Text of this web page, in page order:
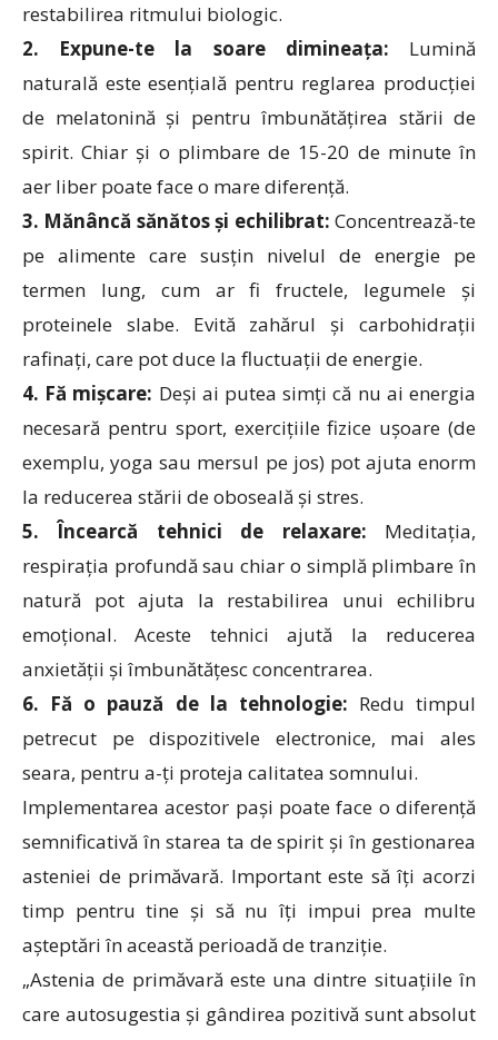
restabilirea ritmului biologic.
2. Expune-te la soare dimineața: Lumină
naturală este esențială pentru reglarea producției
de melatonină și pentru îmbunătățirea stării de
spirit. Chiar și o plimbare de 15-20 de minute în
aer liber poate face o mare diferență.
3. Mănâncă sănătos și echilibrat: Concentrează-te
pe alimente care susțin nivelul de energie pe
termen lung, cum ar fi fructele, legumele și
proteinele slabe. Evită zahărul și carbohidrații
rafinați, care pot duce la fluctuații de energie.
4. Fă mișcare: Deși ai putea simți că nu ai energia
necesară pentru sport, exercițiile fizice ușoare (de
exemplu, yoga sau mersul pe jos) pot ajuta enorm
la reducerea stării de oboseală și stres.
5. Încearcă tehnici de relaxare: Meditația,
respirația profundă sau chiar o simplă plimbare în
natură pot ajuta la restabilirea unui echilibru
emoțional. Aceste tehnici ajută la reducerea
anxietății și îmbunătățesc concentrarea.
6. Fă o pauză de la tehnologie: Redu timpul
petrecut pe dispozitivele electronice, mai ales
seara, pentru a-ți proteja calitatea somnului.
Implementarea acestor pași poate face o diferență
semnificativă în starea ta de spirit și în gestionarea
asteniei de primăvară. Important este să îți acorzi
timp pentru tine și să nu îți impui prea multe
așteptări în această perioadă de tranziție.
„Astenia de primăvară este una dintre situațiile în
care autosugestia și gândirea pozitivă sunt absolut